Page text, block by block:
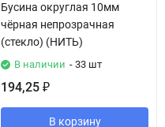
Бусина округлая 10мм
чёрная непрозрачная
(стекло) (НИТЬ)
В наличии - 33 шт
194,25 ₽
В корзину